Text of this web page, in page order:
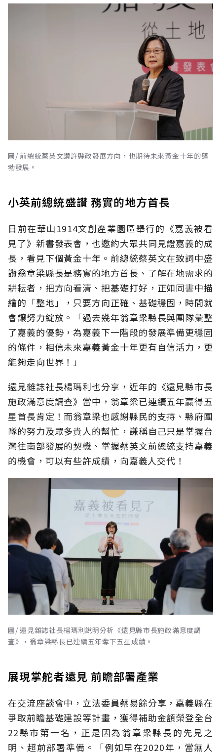
圖/ 前總統蔡英文讚許縣政發展方向，也期待未來黃金十年的蓬
勃發展。
小英前總統盛讚 務實的地方首長
日前在華山1914文創產業園區舉行的《嘉義被看
見了》新書發表會，也邀約大眾共同見證嘉義的成
長，看見下個黃金十年。前總統蔡英文在致詞中盛
讚翁章梁縣長是務實的地方首長、了解在地需求的
耕耘者，把方向看清、把基礎打好，正如同書中描
繪的「整地」，只要方向正確、基礎穩固，時間就
會讓努力綻放。「過去幾年翁章梁縣長與團隊彙整
了嘉義的優勢，為嘉義下一階段的發展準備更穩固
的條件，相信未來嘉義黃金十年更有自信活力，更
能夠走向世界！」
遠見雜誌社長楊瑪利也分享，近年的《遠見縣市長
施政滿意度調查》當中，翁章梁已連續五年贏得五
星首長肯定！而翁章梁也感謝縣民的支持、縣府團
隊的努力及眾多貴人的幫忙，謙稱自己只是掌握台
灣往南部發展的契機、掌握蔡英文前總統支持嘉義
的機會，可以有些許成績，向嘉義人交代！
圖/ 遠見雜誌社長楊瑪利說明分析《遠見縣市長施政滿意度調
查》，翁章梁縣長已連續五年奪下五星成績。
展現掌舵者遠見 前瞻部署產業
在交流座談會中，立法委員蔡易餘分享，嘉義縣在
爭取前瞻基礎建設等計畫，獲得補助金額榮登全台
22縣市第一名，正是因為翁章梁縣長的先見之
明、超前部署準備。「例如早在2020年，當無人